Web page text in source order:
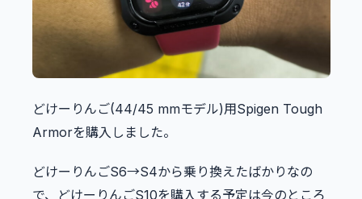
どけーりんご(44/45 mmモデル)用Spigen Tough
Armorを購入しました。
どけーりんごS6→S4から乗り換えたばかりなの
で、どけーりんごS10を購入する予定は今のところ